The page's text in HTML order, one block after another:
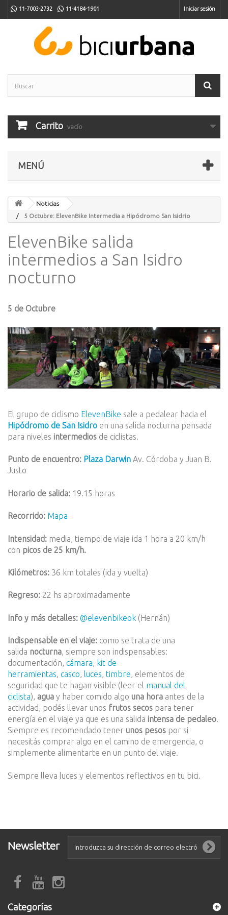
11-7003-2732 11-4184-1901 Iniciar sesión
Carrito vacío
MENÚ
Noticias
5 Octubre: ElevenBike Intermedia a Hipódromo San Isidrio
ElevenBike salida
intermedios a San Isidro
nocturno
5 de Octubre
El grupo de ciclismo ElevenBike sale a pedalear hacia el
Hipódromo de San Isidro en una salida nocturna pensada
para niveles intermedios de ciclistas.
Punto de encuentro: Plaza Darwin Av. Córdoba y Juan B.
Justo
Horario de salida: 19.15 horas
Recorrido: Mapa
Intensidad: media, tiempo de viaje ida 1 hora a 20 km/h
con picos de 25 km/h.
Kilómetros: 36 km totales (ida y vuelta)
Regreso: 22 hs aproximadamente
Info y más detalles: @elevenbikeok (Hernán)
Indispensable en el viaje: como se trata de una
salida nocturna, siempre son indispensables:
documentación, cámara, kit de
herramientas, casco, luces, timbre, elementos de
seguridad que te hagan visible (leer el manual del
ciclista), agua y haber comido algo una hora antes de la
actividad, podés llevar unos frutos secos para tener
energía en el viaje ya que es una salida intensa de pedaleo.
Siempre es recomendado tener unos pesos por si
necesitás comprar algo en el camino de emergencia, o
simplemente alimentarte en un punto del viaje.
Siempre lleva luces y elementos reflectivos en tu bici.
Newsletter
Categorías